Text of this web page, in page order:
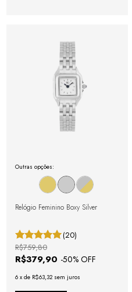
Outras opções:
Relógio Feminino Boxy Silver
(20)
R$379,90 -50% OFF
R$759,80
6 x de R$63,32 sem juros